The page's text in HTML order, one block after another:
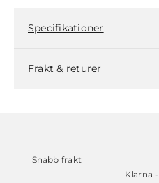
Specifikationer
Frakt & returer
Snabb frakt
Klarna